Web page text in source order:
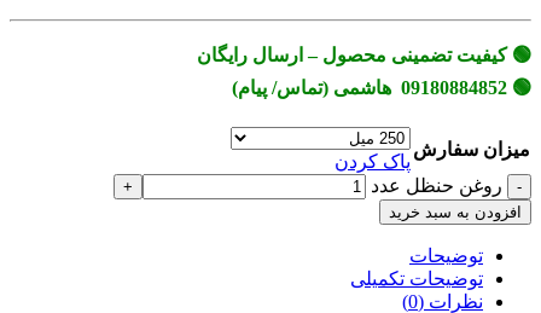
🟢 کیفیت تضمینی محصول – ارسال رایگان
🟢 09180884852 هاشمی (تماس/ پیام)
میزان سفارش
پاک کردن
روغن حنظل عدد
افزودن به سبد خرید
توضیحات
توضیحات تکمیلی
نظرات (0)